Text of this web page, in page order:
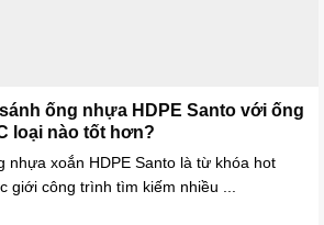
ống nhựa HDPE Santo với ống
loại nào tốt hơn?
nhựa xoắn HDPE Santo là từ khóa hot
giới công trình tìm kiếm nhiều ...